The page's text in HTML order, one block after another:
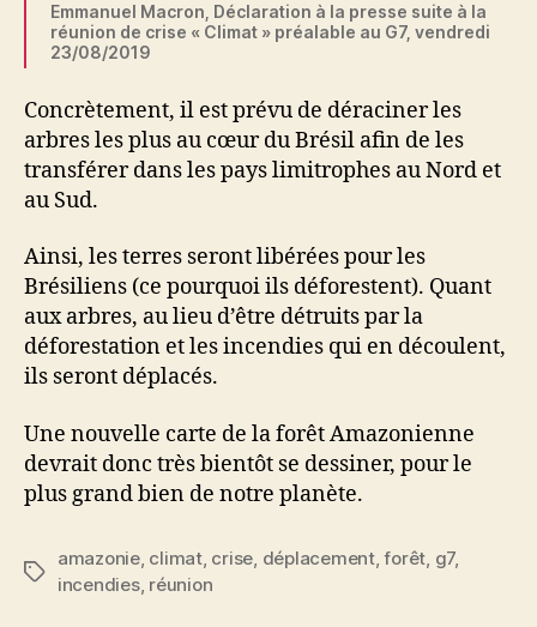
Emmanuel Macron, Déclaration à la presse suite à la
réunion de crise « Climat » préalable au G7, vendredi
23/08/2019
Concrètement, il est prévu de déraciner les
arbres les plus au cœur du Brésil afin de les
transférer dans les pays limitrophes au Nord et
au Sud.
Ainsi, les terres seront libérées pour les
Brésiliens (ce pourquoi ils déforestent). Quant
aux arbres, au lieu d’être détruits par la
déforestation et les incendies qui en découlent,
ils seront déplacés.
Une nouvelle carte de la forêt Amazonienne
devrait donc très bientôt se dessiner, pour le
plus grand bien de notre planète.
Étiquettes
amazonie, climat, crise déplacement,forêt g7,
incendies, réunion